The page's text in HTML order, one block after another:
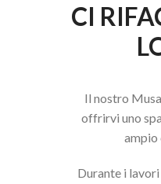
CI
Il nostro
offrirvi uno
ampio
Durante i